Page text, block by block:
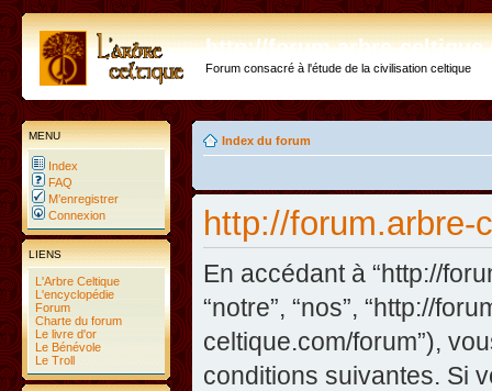
http://forum.arbre-
Forum consacré à l'étude de la civilisation celtique
MENU
Index
FAQ
M’enregistrer
Connexion
LIENS
L'Arbre Celtique
L'encyclopédie
Forum
Charte du forum
Le livre d'or
Le Bénévole
Le Troll
Index du forum
http://forum.arbre-
En accédant à “http://
“notre”, “nos”, “http://
celtique.com/forum”),
conditions suivantes. Si